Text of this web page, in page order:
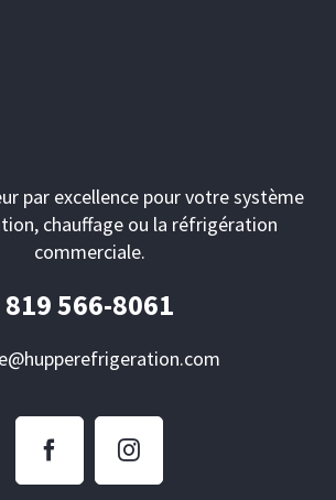
par excellence pour votre système
chauffage ou la réfrigération
commerciale.
819 566-8061